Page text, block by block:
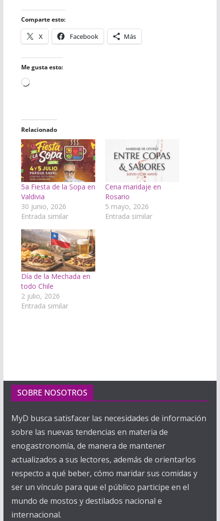
Comparte esto:
X Facebook Más
Me gusta esto:
Cargando...
Relacionado
5a Fiesta de la Sopa en
Valdivia
30 junio, 2026
Entrada similar
Cena maridaje en
Rosario
5 mayo, 2026
Entrada similar
Día de la Mechada en
todo Chile
2 julio, 2026
Entrada similar
SOBRE NOSOTROS
MyD busca satisfacer las necesidades de información
sobre las nuevas tendencias en materia de
enogastronomía, de manera de mantener
actualizados a sus lectores, además de orientarlos
respecto a qué beber, cómo maridar sus comidas y
ser un vínculo para que el público participe en el
mundo de mostos y destilados nacional e
internacional.